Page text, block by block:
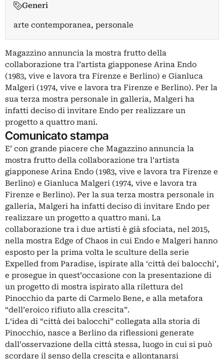
Generi
arte contemporanea, personale
Magazzino annuncia la mostra frutto della
collaborazione tra l’artista giapponese Arina Endo
(1983, vive e lavora tra Firenze e Berlino) e Gianluca
Malgeri (1974, vive e lavora tra Firenze e Berlino). Per la
sua terza mostra personale in galleria, Malgeri ha
infatti deciso di invitare Endo per realizzare un
progetto a quattro mani.
Comunicato stampa
E’ con grande piacere che Magazzino annuncia la
mostra frutto della collaborazione tra l’artista
giapponese Arina Endo (1983, vive e lavora tra Firenze e
Berlino) e Gianluca Malgeri (1974, vive e lavora tra
Firenze e Berlino). Per la sua terza mostra personale in
galleria, Malgeri ha infatti deciso di invitare Endo per
realizzare un progetto a quattro mani. La
collaborazione tra i due artisti è già sfociata, nel 2015,
nella mostra Edge of Chaos in cui Endo e Malgeri hanno
esposto per la prima volta le sculture della serie
Expelled from Paradise, ispirate alla ‘città dei balocchi’,
e prosegue in quest’occasione con la presentazione di
un progetto di mostra ispirato alla rilettura del
Pinocchio da parte di Carmelo Bene, e alla metafora
“dell’eroico rifiuto alla crescita”.
L‘idea di “città dei balocchi” collegata alla storia di
Pinocchio, nasce a Berlino da riflessioni generate
dall’osservazione della città stessa, luogo in cui si può
scordare il senso della crescita e allontanarsi